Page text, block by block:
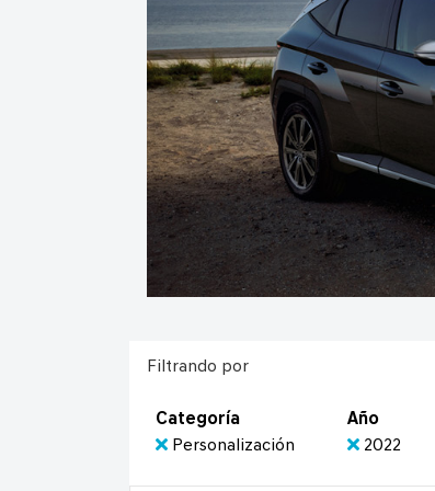
Filtrando por
Categoría
Personalización
Año
2022